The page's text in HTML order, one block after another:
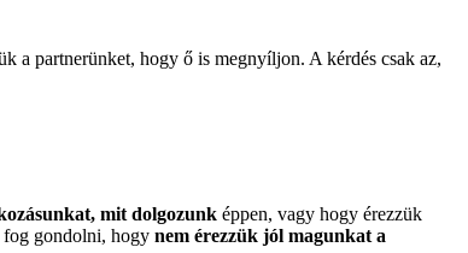
a partnerünket, hogy ő is megnyíljon. A kérdés csak az,
mit dolgozunk éppen, vagy hogy érezzük
fog gondolni, hogy nem érezzük jól magunkat a